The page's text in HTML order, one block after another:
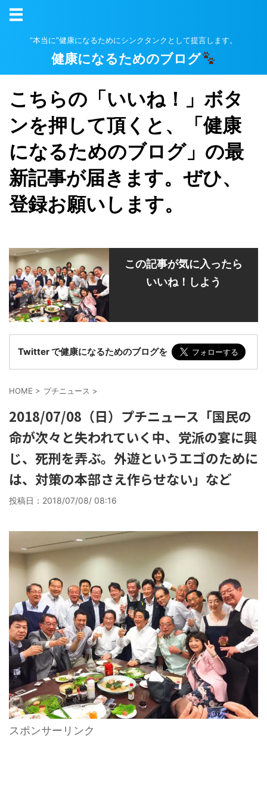
”本当に”健康になるためにシンクタンクとして提言します。
健康になるためのブログ
こちらの「いいね！」ボタ
ンを押して頂くと、「健康
になるためのブログ」の最
新記事が届きます。ぜひ、
登録お願いします。
この記事が気に入ったら
いいね！しよう
Twitter で健康になるためのブログを
HOME > プチニュース >
2018/07/08（日）プチニュース「国民の
命が次々と失われていく中、党派の宴に興
じ、死刑を弄ぶ。外遊というエゴのために
は、対策の本部さえ作らせない」など
投稿日： 2018/07/08/ 08:16
スポンサーリンク